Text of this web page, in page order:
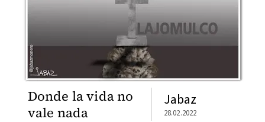
Donde la vida no
vale nada
Jabaz
28.02.2022